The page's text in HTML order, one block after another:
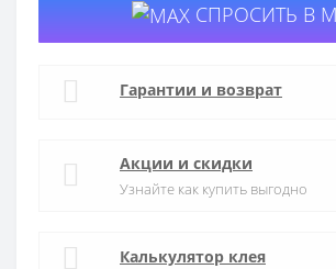
СПРОСИТЬ В
Гарантии и возврат
Акции и скидки
Узнайте как купить выгодно
Калькулятор клея